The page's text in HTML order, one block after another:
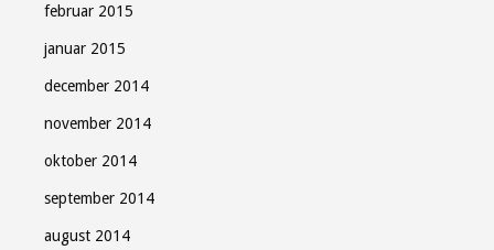
februar 2015
januar 2015
december 2014
november 2014
oktober 2014
september 2014
august 2014